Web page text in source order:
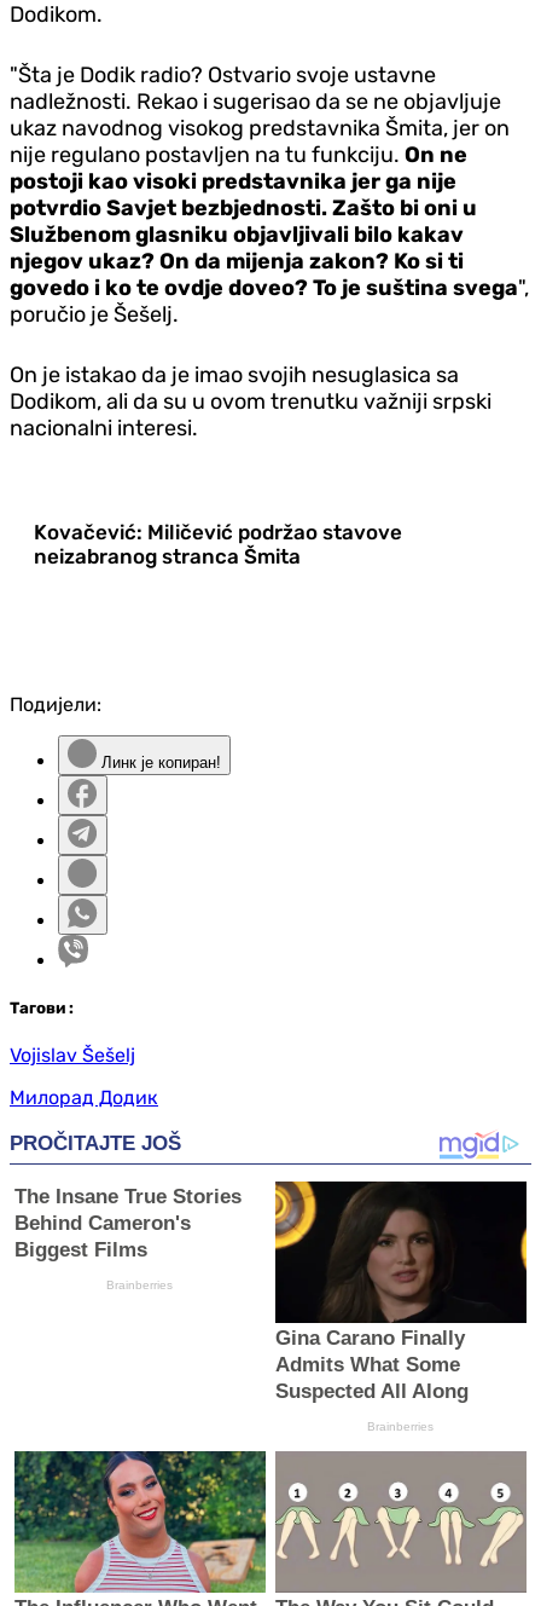
Dodikom.
"Šta je Dodik radio? Ostvario svoje ustavne
nadležnosti. Rekao i sugerisao da se ne objavljuje
ukaz navodnog visokog predstavnika Šmita, jer on
nije regulano postavljen na tu funkciju. On ne
postoji kao visoki predstavnika jer ga nije
potvrdio Savjet bezbjednosti. Zašto bi oni u
Službenom glasniku objavljivali bilo kakav
njegov ukaz? On da mijenja zakon? Ko si ti
govedo i ko te ovdje doveo? To je suština svega",
poručio je Šešelj.
On je istakao da je imao svojih nesuglasica sa
Dodikom, ali da su u ovom trenutku važniji srpski
nacionalni interesi.
Kovačević: Miličević podržao stavove
neizabranog stranca Šmita
Подијели:
Линк је копиран!
Тагови :
Vojislav Šešelj
Милорад Додик